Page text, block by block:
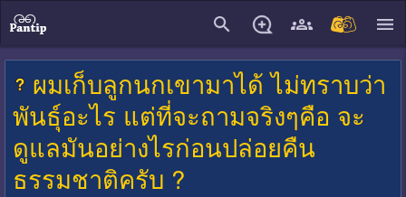
ผมเก็บลูกนกเขามาได้ ไม่ทราบว่า
พันธุ์อะไร แต่ที่จะถามจริงๆคือ จะ
ดูแลมันอย่างไรก่อนปล่อยคืน
ธรรมชาติครับ ?
close